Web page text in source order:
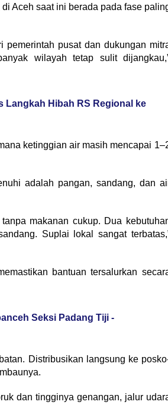
Aceh saat ini berada pada fase
pemerintah pusat dan dukungan
wilayah tetap sulit
Langkah Hibah RS Regional ke
ketinggian air masih mencapai
adalah pangan, sandang, dan
makanan cukup. Dua
Suplai lokal sangat
bantuan tersalurkan
Seksi Padang Tiji -
Distribusikan langsung ke
dan tingginya genangan, jalur